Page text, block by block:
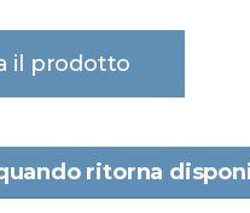
il prodotto
ritorna